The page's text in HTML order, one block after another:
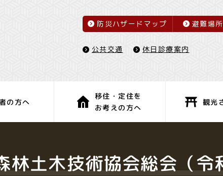
防災ハザードマップ 避難場所
公共交通 休日診療案内
の方へ
移住・定住を
お考えの方へ
観光
林土木技術協会総会（